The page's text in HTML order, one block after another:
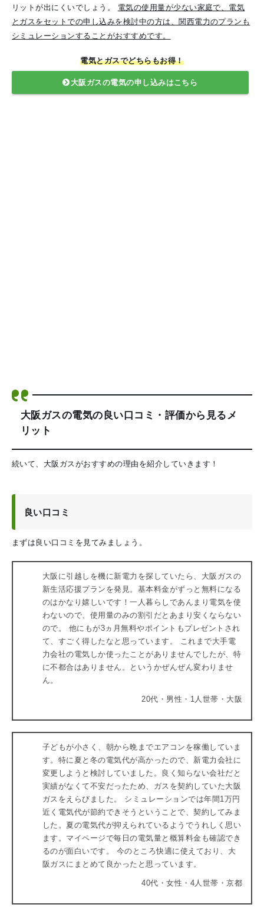
リットが出にくいでしょう。 電気の使用量が少ない家庭で、電気
とガスをセットでの申し込みを検討中の方は、関西電力のプランも
シミュレーションすることがおすすめです。
電気とガスでどちらもお得！
大阪ガスの電気の申し込みはこちら
大阪ガスの電気の良い口コミ・評価から見るメ
リット
続いて、大阪ガスがおすすめの理由を紹介していきます！
良い口コミ
まずは良い口コミを見てみましょう。
大阪に引越しを機に新電力を探していたら、大阪ガスの
新生活応援プランを発見。基本料金がずっと無料になる
のはかなり嬉しいです！一人暮らしであんまり電気を使
わないので、使用量のみの割引だとあまり安くならない
ので。 他にもが3ヵ月無料やポイントもプレゼントされ
て、すごく得したなと思っています。 これまで大手電
力会社の電気しか使ったことがありませんでしたが、特
に不都合はありません。というかぜんぜん変わりませ
ん。
20代・男性・1人世帯・大阪
子どもが小さく、朝から晩までエアコンを稼働していま
す。特に夏と冬の電気代が高かったので、新電力会社に
変更しようと検討していました。良く知らない会社だと
実績がなくて不安だったため、ガスを契約していた大阪
ガスをえらびました。 シミュレーションでは年間1万円
近く電気代が節約できそうということで、契約してみま
した。夏の電気代が抑えられているようでうれしく思い
ます。マイページで毎日の電気量と概算料金も確認でき
るのが面白いです。 今のところ快適に使えており、大
阪ガスにまとめて良かったと思っています。
40代・女性・4人世帯・京都